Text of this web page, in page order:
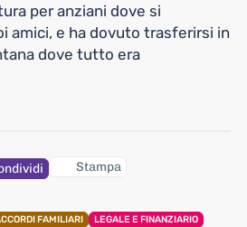
FAMILIARI LEGALE E FINANZIARIO
per anziani dove si
amici, e ha dovuto trasferirsi in
dove tutto era
Stampa